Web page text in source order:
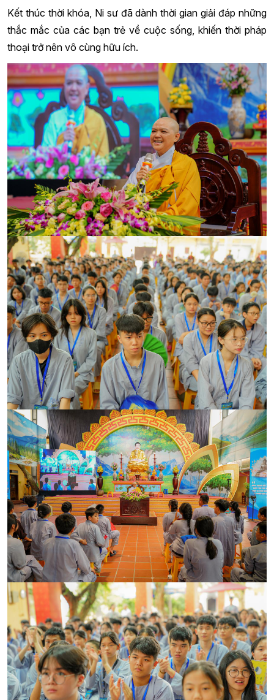
Kết thúc thời khóa, Ni sư đã dành thời gian giải đáp những
thắc mắc của các bạn trẻ về cuộc sống, khiến thời pháp
thoại trở nên vô cùng hữu ích.